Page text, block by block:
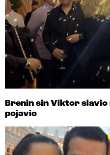
Brenin sin Viktor slavio
pojavio